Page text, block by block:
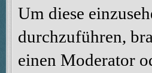
Um diese
durchzuführen,
einen Moderator